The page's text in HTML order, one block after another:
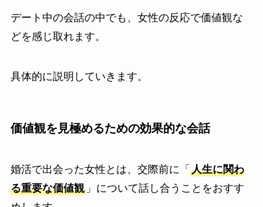
デート中の会話の中でも、女性の反応で価値観な
どを感じ取れます。
具体的に説明していきます。
価値観を見極めるための効果的な会話
婚活で出会った女性とは、交際前に「 人生に関わ
る重要な価値観」について話し合うことをおすす